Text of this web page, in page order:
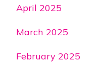
April 2025
March 2025
February 2025